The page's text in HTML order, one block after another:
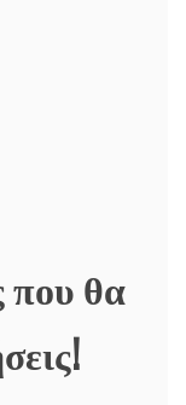
που θα